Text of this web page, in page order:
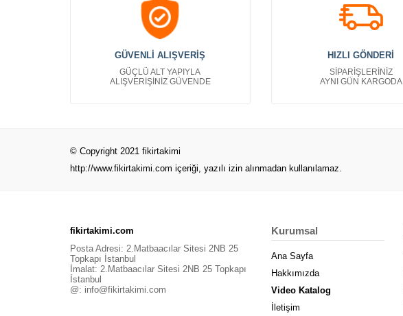
GÜVENLİ ALIŞVERİŞ
GÜÇLÜ ALT YAPIYLA
ALIŞVERİŞİNİZ GÜVENDE
HIZLI GÖNDERİ
SİPARİŞLERİNİZ
AYNI GÜN KARGODA
© Copyright 2021 fikirtakimi
http://www.fikirtakimi.com içeriği, yazılı izin alınmadan kullanılamaz.
fikirtakimi.com
Posta Adresi: 2.Matbaacılar Sitesi 2NB 25
Topkapı İstanbul
İmalat: 2.Matbaacılar Sitesi 2NB 25 Topkapı
İstanbul
@: info@fikirtakimi.com
Kurumsal
Ana Sayfa
Hakkımızda
Video Katalog
İletişim